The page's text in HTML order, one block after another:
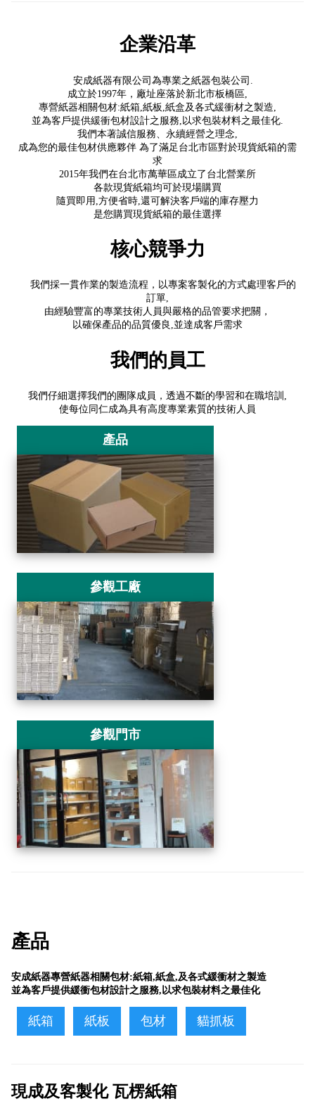
企業沿革
安成紙器有限公司為專業之紙器包裝公司.
成立於1997年，廠址座落於新北市板橋區,
專營紙器相關包材:紙箱,紙板,紙盒及各式緩衝材之製造,
並為客戶提供緩衝包材設計之服務,以求包裝材料之最佳化.
我們本著誠信服務、永續經營之理念,
成為您的最佳包材供應夥伴 為了滿足台北市區對於現貨紙箱的需
求
2015年我們在台北市萬華區成立了台北營業所
各款現貨紙箱均可於現場購買
隨買即用,方便省時,還可解決客戶端的庫存壓力
是您購買現貨紙箱的最佳選擇
核心競爭力
我們採一貫作業的製造流程，以專案客製化的方式處理客戶的
訂單,
由經驗豐富的專業技術人員與嚴格的品管要求把關，
以確保產品的品質優良,並達成客戶需求
我們的員工
我們仔細選擇我們的團隊成員，透過不斷的學習和在職培訓,
使每位同仁成為具有高度專業素質的技術人員
產品
參觀工廠
參觀門市
產品
安成紙器專營紙器相關包材:紙箱,紙盒,及各式緩衝材之製造
並為客戶提供緩衝包材設計之服務,以求包裝材料之最佳化
紙箱 紙板 包材 貓抓板
現成及客製化 瓦楞紙箱